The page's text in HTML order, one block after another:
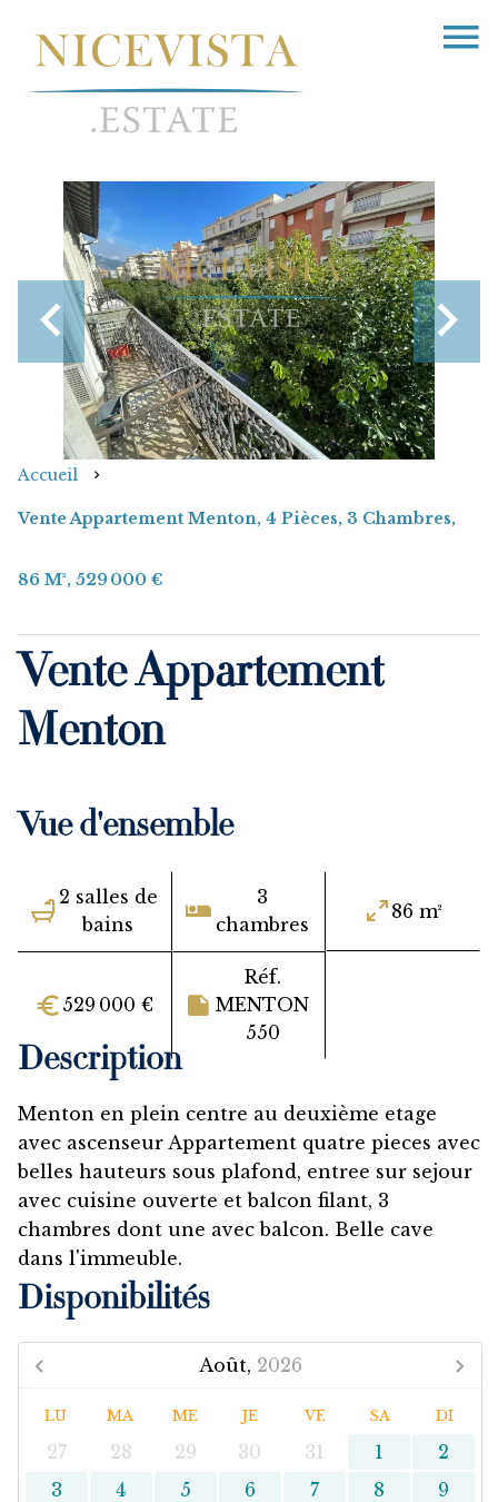
Accueil
Vente Appartement Menton, 4 Pièces, 3 Chambres,
86 M², 529 000 €
Vente Appartement
Menton
Vue d'ensemble
2 salles de
bains
3
chambres
86 m²
529 000 €
Réf.
MENTON
550
Description
Menton en plein centre au deuxième etage
avec ascenseur Appartement quatre pieces avec
belles hauteurs sous plafond, entree sur sejour
avec cuisine ouverte et balcon filant, 3
chambres dont une avec balcon. Belle cave
dans l'immeuble.
Disponibilités
Août, 2026
LU MA ME JE VE SA DI
27 28 29 30 31 1
2
3
4 5 6 7 8
9